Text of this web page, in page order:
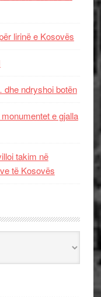
lirinë e Kosovës
ndryshoi botën
e gjalla
takim në
të Kosovës